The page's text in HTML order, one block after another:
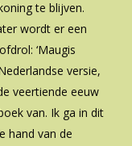
te blijven.
wordt er een
‘Maugis
versie,
veertiende eeuw
van. Ik ga in dit
hand van de